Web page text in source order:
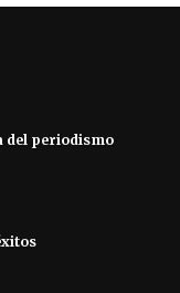
del periodismo